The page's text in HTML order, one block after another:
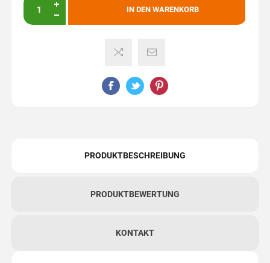
IN DEN WARENKORB
PRODUKTBESCHREIBUNG
PRODUKTBEWERTUNG
KONTAKT